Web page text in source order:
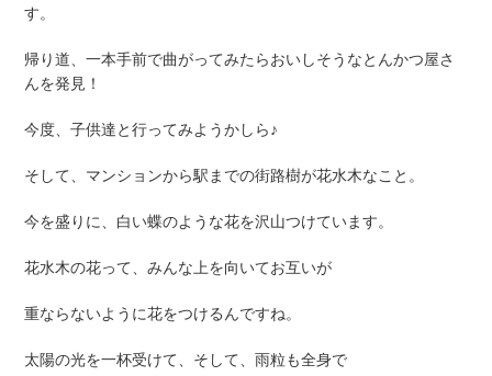
す。
帰り道、一本手前で曲がってみたらおいしそうなとんかつ屋さ
んを発見！
今度、子供達と行ってみようかしら♪
そして、マンションから駅までの街路樹が花水木なこと。
今を盛りに、白い蝶のような花を沢山つけています。
花水木の花って、みんな上を向いてお互いが
重ならないように花をつけるんですね。
太陽の光を一杯受けて、そして、雨粒も全身で